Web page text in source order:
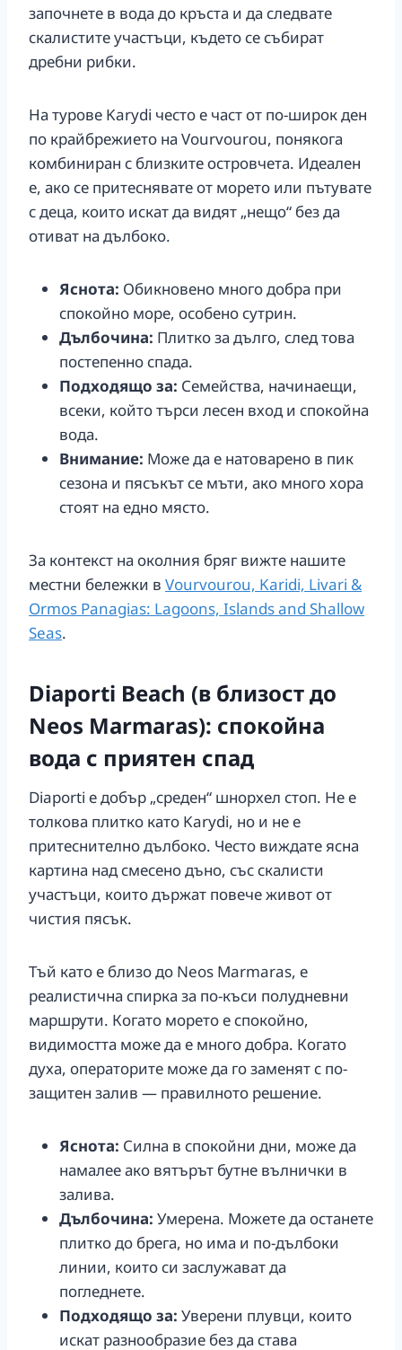
започнете в вода до кръста и да следвате
скалистите участъци, където се събират
дребни рибки.
На турове Karydi често е част от по-широк ден
по крайбрежието на Vourvourou, понякога
комбиниран с близките островчета. Идеален
е, ако се притеснявате от морето или пътувате
с деца, които искат да видят „нещо“ без да
отиват на дълбоко.
Яснота: Обикновено много добра при
спокойно море, особено сутрин.
Дълбочина: Плитко за дълго, след това
постепенно спада.
Подходящо за: Семейства, начинаещи,
всеки, който търси лесен вход и спокойна
вода.
Внимание: Може да е натоварено в пик
сезона и пясъкът се мъти, ако много хора
стоят на едно място.
За контекст на околния бряг вижте нашите
местни бележки в Vourvourou, Karidi, Livari &
Ormos Panagias: Lagoons, Islands and Shallow
Seas.
Diaporti Beach (в близост до
Neos Marmaras): спокойна
вода с приятен спад
Diaporti е добър „среден“ шнорхел стоп. Не е
толкова плитко като Karydi, но и не е
притеснително дълбоко. Често виждате ясна
картина над смесено дъно, със скалисти
участъци, които държат повече живот от
чистия пясък.
Тъй като е близо до Neos Marmaras, е
реалистична спирка за по-къси полудневни
маршрути. Когато морето е спокойно,
видимостта може да е много добра. Когато
духа, операторите може да го заменят с по-
защитен залив — правилното решение.
Яснота: Силна в спокойни дни, може да
намалее ако вятърът бутне вълнички в
залива.
Дълбочина: Умерена. Можете да останете
плитко до брега, но има и по-дълбоки
линии, които си заслужават да
погледнете.
Подходящо за: Уверени плувци, които
искат разнообразие без да става